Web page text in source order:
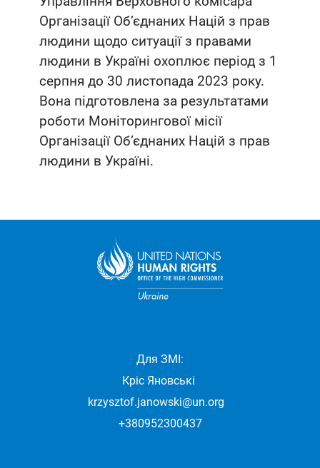
Організації Об’єднаних Націй з прав
людини щодо ситуації з правами
людини в Україні охоплює період з 1
серпня до 30 листопада 2023 року.
Вона підготовлена за результатами
роботи Моніторингової місії
Організації Об’єднаних Націй з прав
людини в Україні.
Для ЗМІ:
Кріс Яновські
krzysztof.janowski@un.org
+380952300437